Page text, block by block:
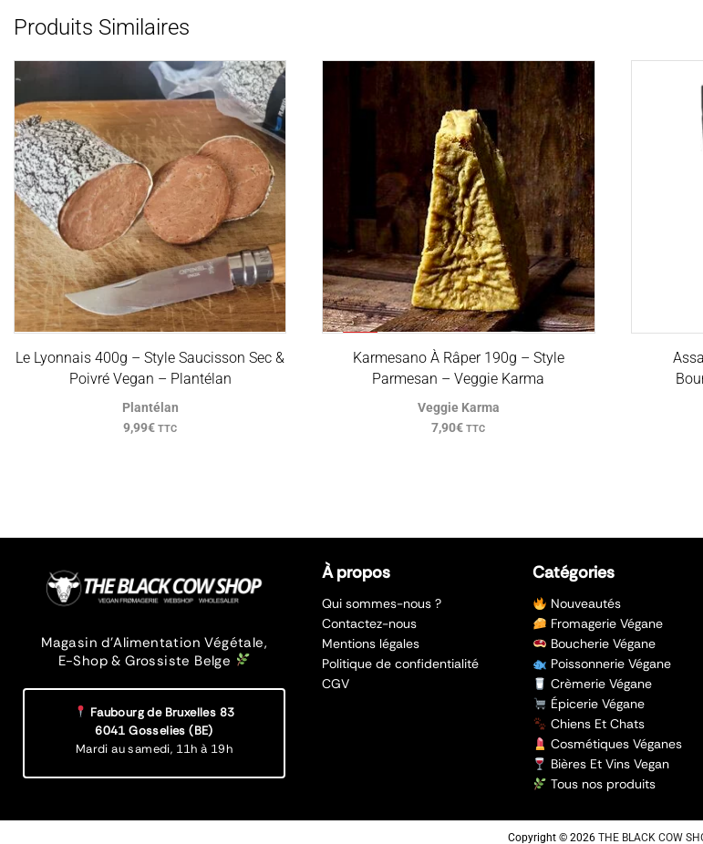
Produits Similaires
Le Lyonnais 400g – Style Saucisson Sec &
Poivré Vegan – Plantélan
Plantélan
9,99€ TTC
PROMOKarmesano À Râper 190g – Style
Parmesan – Veggie Karma
Veggie Karma
7,90€ TTC
Magasin d’Alimentation Végétale,
E-Shop & Grossiste Belge
Faubourg de Bruxelles 83
6041 Gosselies (BE)
Mardi au samedi, 11h à 19h
À propos
Qui sommes-nous ?
Contactez-nous
Mentions légales
Politique de confidentialité
CGV
Catégories
Nouveautés
Fromagerie Végane
Boucherie Végane
Poissonnerie Végane
Crèmerie Végane
Épicerie Végane
Chiens Et Chats
Cosmétiques Véganes
Bières Et Vins Vegan
Tous nos produits
Copyright © 2026 THE BLACK COW